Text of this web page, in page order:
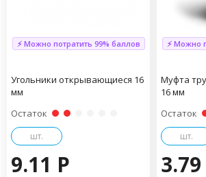
⚡ Можно потратить 99% баллов
Угольники открывающиеся 16
мм
Остаток
шт.
9.11 P
⚡ Можно
Муфта
16 мм
Остаток
шт.
3.79